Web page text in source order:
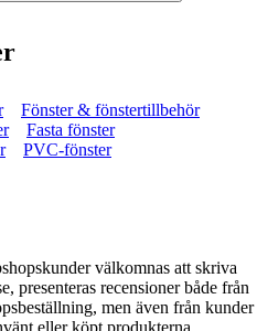
Fönster & fönstertillbehör
Fasta fönster
PVC-fönster
välkomnas att skriva
presenteras recensioner både från
men även från kunder
eller köpt produkterna.